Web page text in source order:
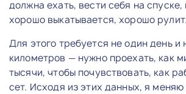
должна ехать, вести себя на спуске,
хорошо выкатывается, хорошо рулит.
Для этого требуется не один день и
километров — нужно проехать, как
тысячи, чтобы почувствовать, как
сет. Исходя из этих данных, я